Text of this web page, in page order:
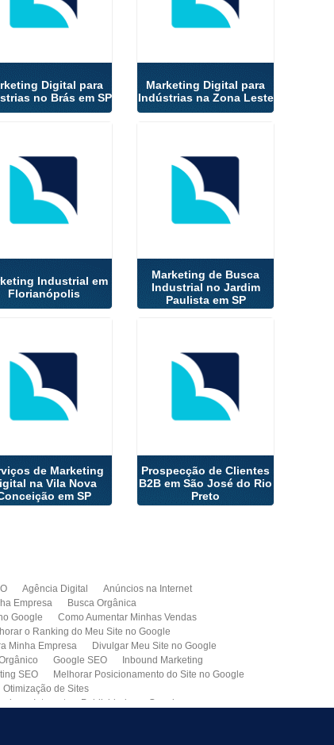
Digital para
no Brás em SP
Marketing Digital para
Indústrias na Zona Leste
Industrial em
Florianópolis
Marketing de Busca
Industrial no Jardim
Paulista em SP
de Marketing
na Vila Nova
em SP
Prospecção de Clientes
B2B em São José do Rio
Preto
Agência Digital
Anúncios na Internet
Empresa
Busca Orgânica
Google
Como Aumentar Minhas Vendas
o Ranking do Meu Site no Google
Minha Empresa
Divulgar Meu Site no Google
Google SEO
Inbound Marketing
SEO
Melhorar Posicionamento do Site no Google
Otimização de Sites
na Internet
Publicidade no Google